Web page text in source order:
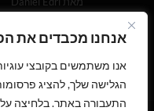
אנחנו מכבדים את
הגלישה שלך, להציג
התעבורה באתר. בלחיצה
5
דורג 5מתוך
5
מאת wemanage wemanage